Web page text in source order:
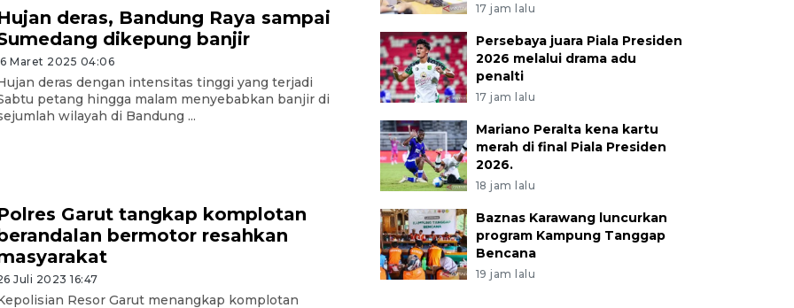
deras, Bandung Raya sampai
dikepung banjir
Maret 2025 04:06
deras dengan intensitas tinggi yang terjadi
petang hingga malam menyebabkan banjir di
wilayah di Bandung ...
Garut tangkap komplotan
bermotor resahkan
Juli 2023 16:47
Resor Garut menangkap komplotan
17 jam lalu
Persebaya juara Piala Presiden
2026 melalui drama adu
penalti
17 jam lalu
Mariano Peralta kena kartu
merah di final Piala Presiden
2026.
18 jam lalu
Baznas Karawang luncurkan
program Kampung Tanggap
Bencana
19 jam lalu